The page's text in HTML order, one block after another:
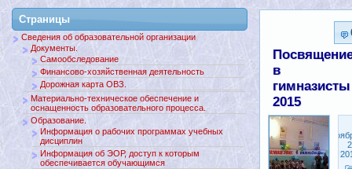
в
гимназисты
2015
Страницы
Сведения об образовательной организации
Документы.
Самообследование
Финансово-хозяйственная деятельность
Дорожная карта ОВЗ.
Материально-техническое обеспечение и
оснащенность образовательного процесса.
Образование.
Информация о рабочих программах учебных
дисциплин
Информация об ЭОР, доступ к которым
обеспечивается обучающимся